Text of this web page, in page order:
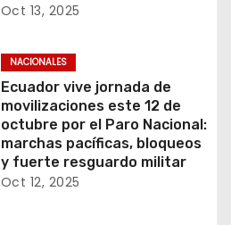
Oct 13, 2025
NACIONALES
Ecuador vive jornada de
movilizaciones este 12 de
octubre por el Paro Nacional:
marchas pacíficas, bloqueos
y fuerte resguardo militar
Oct 12, 2025